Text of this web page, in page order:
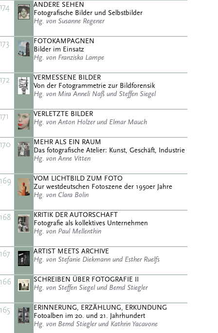
174
ANDERE SEHEN
Fotografische Bilder und Selbstbilder
Hg. von Susanne Regener
173
FOTOKAMPAGNEN
Bilder im Einsatz
Hg. von Franziska Lampe
172
VERMESSENE BILDER
Von der Fotogrammetrie zur Bildforensik
Hg. von Mira Anneli Naß und Steffen Siegel
171
VERLETZTE BILDER
Hg. von Anton Holzer und Elmar Mauch
170
MEHR ALS EIN RAUM
Das fotografische Atelier: Kunst, Geschäft, Industrie
Hg. von Anne Vitten
169
VOM LICHTBILD ZUM FOTO
Zur westdeutschen Fotoszene der 1950er Jahre
Hg. von Clara Bolin
168
KRITIK DER AUTORSCHAFT
Fotografie als kollektives Unternehmen
Hg. von Paul Mellenthin
167
ARTIST MEETS ARCHIVE
Hg. von Stefanie Diekmann und Esther Ruelfs
166
SCHREIBEN ÜBER FOTOGRAFIE II
Hg. von Steffen Siegel und Bernd Stiegler
165
ERINNERUNG, ERZÄHLUNG, ERKUNDUNG
Fotoalben im 20. und 21. Jahrhundert
Hg. von Bernd Stiegler und Kathrin Yacavone